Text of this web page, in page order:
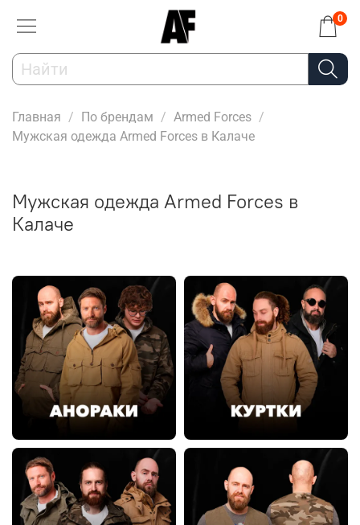
0
Главная По брендам
Armed Forces
Мужская одежда Armed Forces в Калаче
Мужская одежда Armed Forces в
Калаче